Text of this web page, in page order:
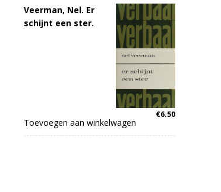
Veerman, Nel. Er
schijnt een ster.
€6.50
Toevoegen aan winkelwagen